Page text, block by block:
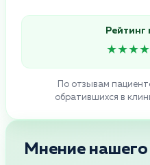
Рейтинг
По отзывам
обратившихся в
Мнение